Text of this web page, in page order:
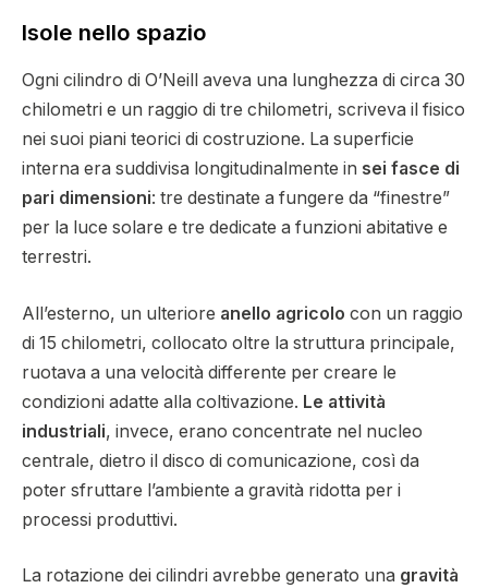
Isole nello spazio
Ogni cilindro di O’Neill aveva una lunghezza di circa 30
chilometri e un raggio di tre chilometri, scriveva il fisico
nei suoi piani teorici di costruzione. La superficie
interna era suddivisa longitudinalmente in sei fasce di
pari dimensioni: tre destinate a fungere da “finestre”
per la luce solare e tre dedicate a funzioni abitative e
terrestri.
All’esterno, un ulteriore anello agricolo con un raggio
di 15 chilometri, collocato oltre la struttura principale,
ruotava a una velocità differente per creare le
condizioni adatte alla coltivazione. Le attività
industriali, invece, erano concentrate nel nucleo
centrale, dietro il disco di comunicazione, così da
poter sfruttare l’ambiente a gravità ridotta per i
processi produttivi.
La rotazione dei cilindri avrebbe generato una gravità